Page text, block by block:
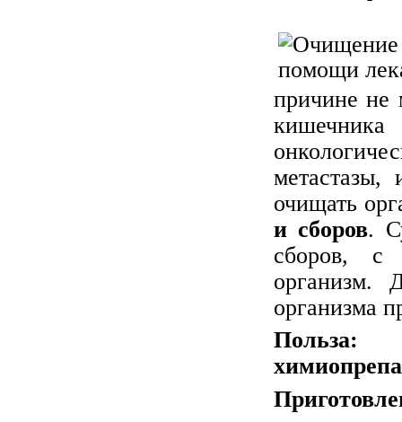
причине не
очищать
и сборов.
сборов, с
организм.
организма
Польза: